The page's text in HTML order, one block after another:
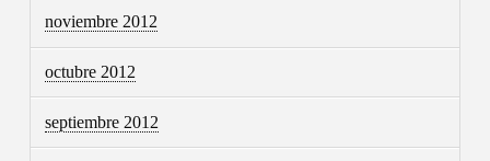
noviembre 2012
octubre 2012
septiembre 2012